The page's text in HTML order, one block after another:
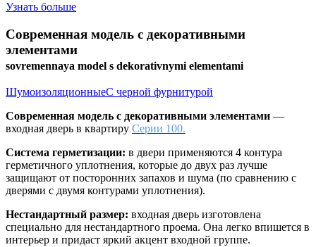
Узнать больше
Современная модель с декоративными
элементами
sovremennaya model s dekorativnymi elementami
ШумоизоляционныеС черной фурнитурой
Современная модель с декоративными элементами —
входная дверь в квартиру Серии 100.
Система герметизации: в двери применяются 4 контура
герметичного уплотнения, которые до двух раз лучше
защищают от посторонних запахов и шума (по сравнению с
дверями с двумя контурами уплотнения).
Нестандартный размер: входная дверь изготовлена
специально для нестандартного проема. Она легко впишется в
интерьер и придаст яркий акцент входной группе.